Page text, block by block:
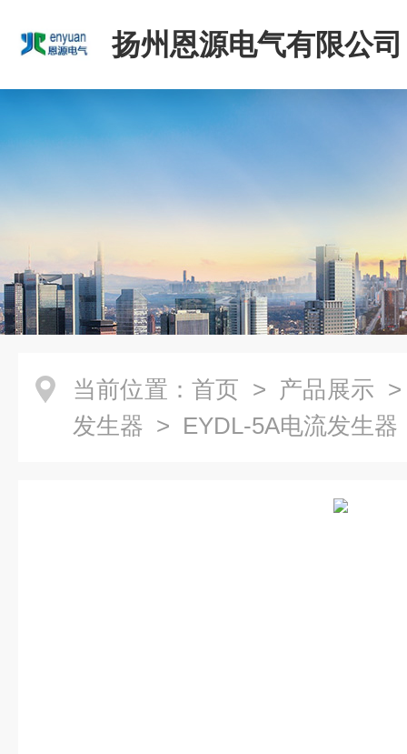
扬州恩源电气有限公司
当前位置： 首页 > 产品展示
发生器 > EYDL-5A电流发生器